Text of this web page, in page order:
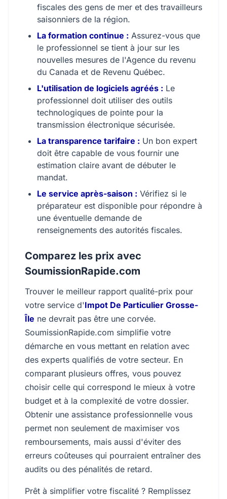
fiscales des gens de mer et des travailleurs
saisonniers de la région.
La formation continue : Assurez-vous que
le professionnel se tient à jour sur les
nouvelles mesures de l'Agence du revenu
du Canada et de Revenu Québec.
L'utilisation de logiciels agréés : Le
professionnel doit utiliser des outils
technologiques de pointe pour la
transmission électronique sécurisée.
La transparence tarifaire : Un bon expert
doit être capable de vous fournir une
estimation claire avant de débuter le
mandat.
Le service après-saison : Vérifiez si le
préparateur est disponible pour répondre à
une éventuelle demande de
renseignements des autorités fiscales.
Comparez les prix avec
SoumissionRapide.com
Trouver le meilleur rapport qualité-prix pour
votre service d'Impot De Particulier Grosse-
Île ne devrait pas être une corvée.
SoumissionRapide.com simplifie votre
démarche en vous mettant en relation avec
des experts qualifiés de votre secteur. En
comparant plusieurs offres, vous pouvez
choisir celle qui correspond le mieux à votre
budget et à la complexité de votre dossier.
Obtenir une assistance professionnelle vous
permet non seulement de maximiser vos
remboursements, mais aussi d'éviter des
erreurs coûteuses qui pourraient entraîner des
audits ou des pénalités de retard.
Prêt à simplifier votre fiscalité ? Remplissez